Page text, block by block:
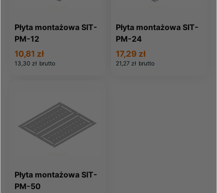
Płyta montażowa SIT-
PM-12
13,30 zł brutto
10,81 zł
Płyta montażowa SIT-
PM-24
21,27 zł brutto
17,29 zł
Płyta montażowa SIT-
PM-50